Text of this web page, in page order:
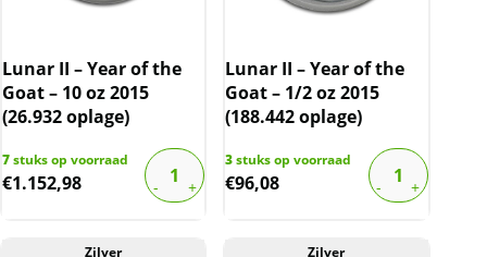
Lunar II – Year of the
Goat – 10 oz 2015
(26.932 oplage)
7stuks op voorraad
€1.152,98
Lunar II – Year of the
Goat – 1/2 oz 2015
(188.442 oplage)
3stuks op voorraad
€96,08
Zilver Zilver